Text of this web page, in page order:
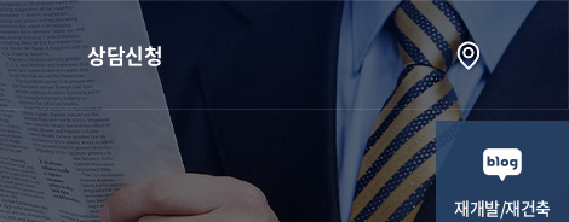
상담신청
상담신청
재개발/재건축